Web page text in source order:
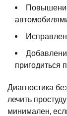
пригодиться
Диагностика
лечить
минимален,